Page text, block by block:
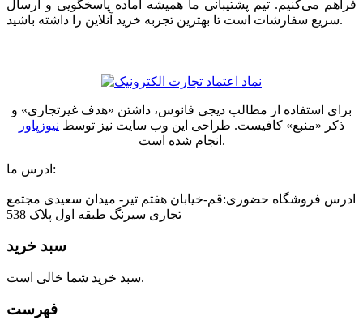
فراهم می‌کنیم. تیم پشتیبانی ما همیشه آماده پاسخگویی و ارسال
سریع سفارشات است تا بهترین تجربه خرید آنلاین را داشته باشید.
برای استفاده از مطالب دیجی فانوس، داشتن «هدف غیرتجاری» و
ذکر «منبع» کافیست. طراحی این وب سایت نیز توسط نیوزپاور
انجام شده است.
ادرس ما:
ادرس فروشگاه حضوری:قم-خیابان هفتم تیر- میدان سعیدی مجتمع
تجاری سیرنگ طبقه اول پلاک 538
سبد خرید
سبد خرید شما خالی است.
فهرست